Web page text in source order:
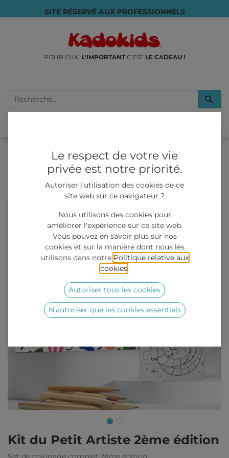
SITE RÉSERVÉ AUX PROFESSIONNELS
POUR EUX, L'IMPORTANTC'EST LE CADEAU !
Tous les produits
LIVRES & COLORIAGES
Kit du Petit Artiste 2ème édition
Kit du Petit Artiste 2ème édition
Le respect de votre vie
privée est notre priorité.
Autoriser l'utilisation des cookies de ce
site web sur ce navigateur ?
Nous utilisons des cookies pour
améliorer l'expérience sur ce site web.
Vous pouvez en savoir plus sur nos
cookies et sur la manière dont nous les
utilisons dans notre Politique relative aux
cookies
Autoriser tous les cookies
N'autoriser que les cookies essentiels